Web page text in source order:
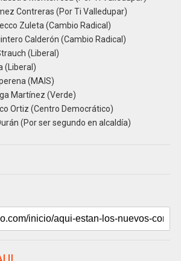
Contreras (Por Ti Valledupar)
Zuleta (Cambio Radical)
Calderón (Cambio Radical)
(Liberal)
(Liberal)
(MAIS)
Martínez (Verde)
Ortiz (Centro Democrático)
(Por ser segundo en alcaldía)